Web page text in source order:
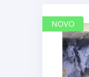
NOVO